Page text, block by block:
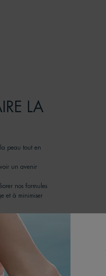
LA
peau tout en
un avenir
nos formules
et à minimiser